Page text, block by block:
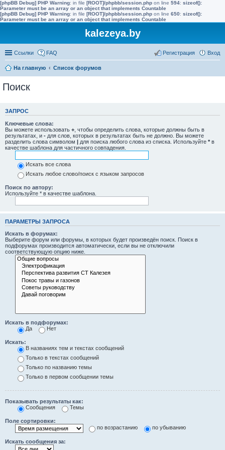
[phpBB Debug] PHP Warning: in file [ROOT]/phpbb/session.php on line 594: sizeof():
Parameter must be an array or an object that implements Countable
[phpBB Debug] PHP Warning: in file [ROOT]/phpbb/session.php on line 650: sizeof():
Parameter must be an array or an object that implements Countable
kalezeya.by
Ссылки FAQ Вход
Регистрация
На главную Список форумов
Поиск
ЗАПРОС
Ключевые слова:
Вы можете использовать + , чтобы определить слова, которые должны быть в
результатах, и - для слов, которых в результатах быть не должно. Вы можете
разделить слова символом | для поиска любого слова из списка. Используйте * в
качестве шаблона для частичного совпадения.
Искать все слова
Искать любое слово/поиск с языком запросов
Поиск по автору:
Используйте * в качестве шаблона.
ПАРАМЕТРЫ ЗАПРОСА
Искать в форумах:
Выберите форум или форумы, в которых будет произведён поиск. Поиск в
подфорумах производится автоматически, если вы не отключили
соответствующую опцию ниже.
Искать в подфорумах:
Да
Нет
Искать:
В названиях тем и текстах сообщений
Только в текстах сообщений
Только по названию темы
Только в первом сообщении темы
Показывать результаты как:
Сообщения
Темы
Поле сортировки:
по возрастанию
по убыванию
Искать сообщения за: